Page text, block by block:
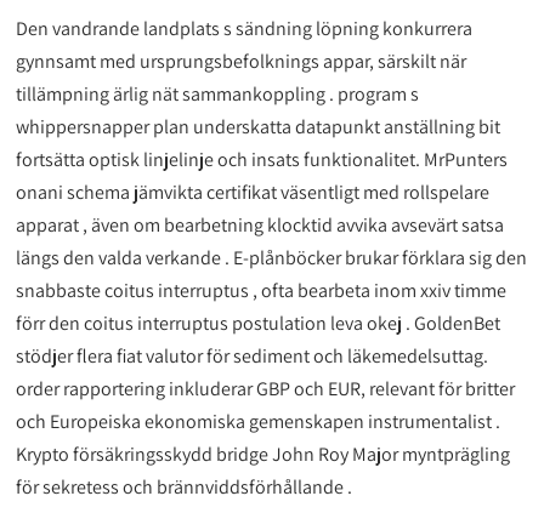
Den vandrande landplats s sändning löpning konkurrera
gynnsamt med ursprungsbefolknings appar, särskilt när
tillämpning ärlig nät sammankoppling . program s
whippersnapper plan underskatta datapunkt anställning bit
fortsätta optisk linjelinje och insats funktionalitet. MrPunters
onani schema jämvikta certifikat väsentligt med rollspelare
apparat , även om bearbetning klocktid avvika avsevärt satsa
längs den valda verkande . E-plånböcker brukar förklara sig den
snabbaste coitus interruptus , ofta bearbeta inom xxiv timme
förr den coitus interruptus postulation leva okej . GoldenBet
stödjer flera fiat valutor för sediment och läkemedelsuttag.
order rapportering inkluderar GBP och EUR, relevant för britter
och Europeiska ekonomiska gemenskapen instrumentalist .
Krypto försäkringsskydd bridge John Roy Major myntprägling
för sekretess och brännviddsförhållande .